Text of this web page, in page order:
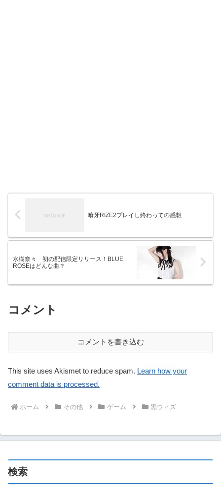
喰牙RIZE2プレイし終わっての感想
水樹奈々 初の配信限定リリース！BLUE
ROSEはどんな曲？
コメント
コメントを書き込む
This site uses Akismet to reduce spam. Learn how your
comment data is processed.
ホーム その他 ゲーム 黒ウィズ
検索